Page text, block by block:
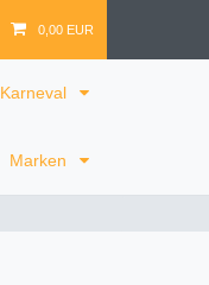
0,00 EUR
Karneval
Marken